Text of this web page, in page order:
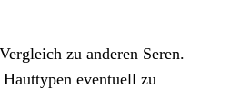
zu anderen Seren.
eventuell zu